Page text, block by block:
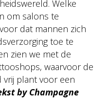
Welke
om salons te
dat mannen zich
toe te
zien we met de
waarvoor de
vrij plant voor een
by Champagne